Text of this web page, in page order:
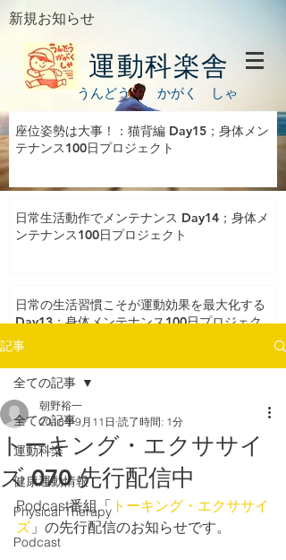
新規お知らせ
運動科楽舎
うんどう かがく しゃ
座位姿勢は大事！：猫背編 Day15；身体メン
テナンス100日プロジェクト
日常生活動作でメンテナンス Day14；身体メ
ンテナンス100日プロジェクト
日常の生活習慣こそが運動効果を最大化する
Day13；身体メンテナンス100日プロジェク
ト
記事
全ての記事
運動科楽
健康運動情報
Physical Therapy
Podcast
全ての記事
トーキング・エクササイ
ズ 070 先行配信中
朝野裕一
2018年9月11日 読了時間: 1分
Podcast番組「 トーキング・エクササイ
ズ 」の先行配信のお知らせです。